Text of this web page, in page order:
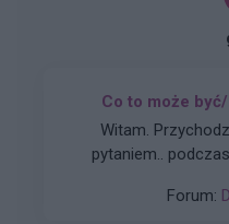
Co to może
Witam.
pytaniem..
ból (ostry , kłujący ,
Forum: